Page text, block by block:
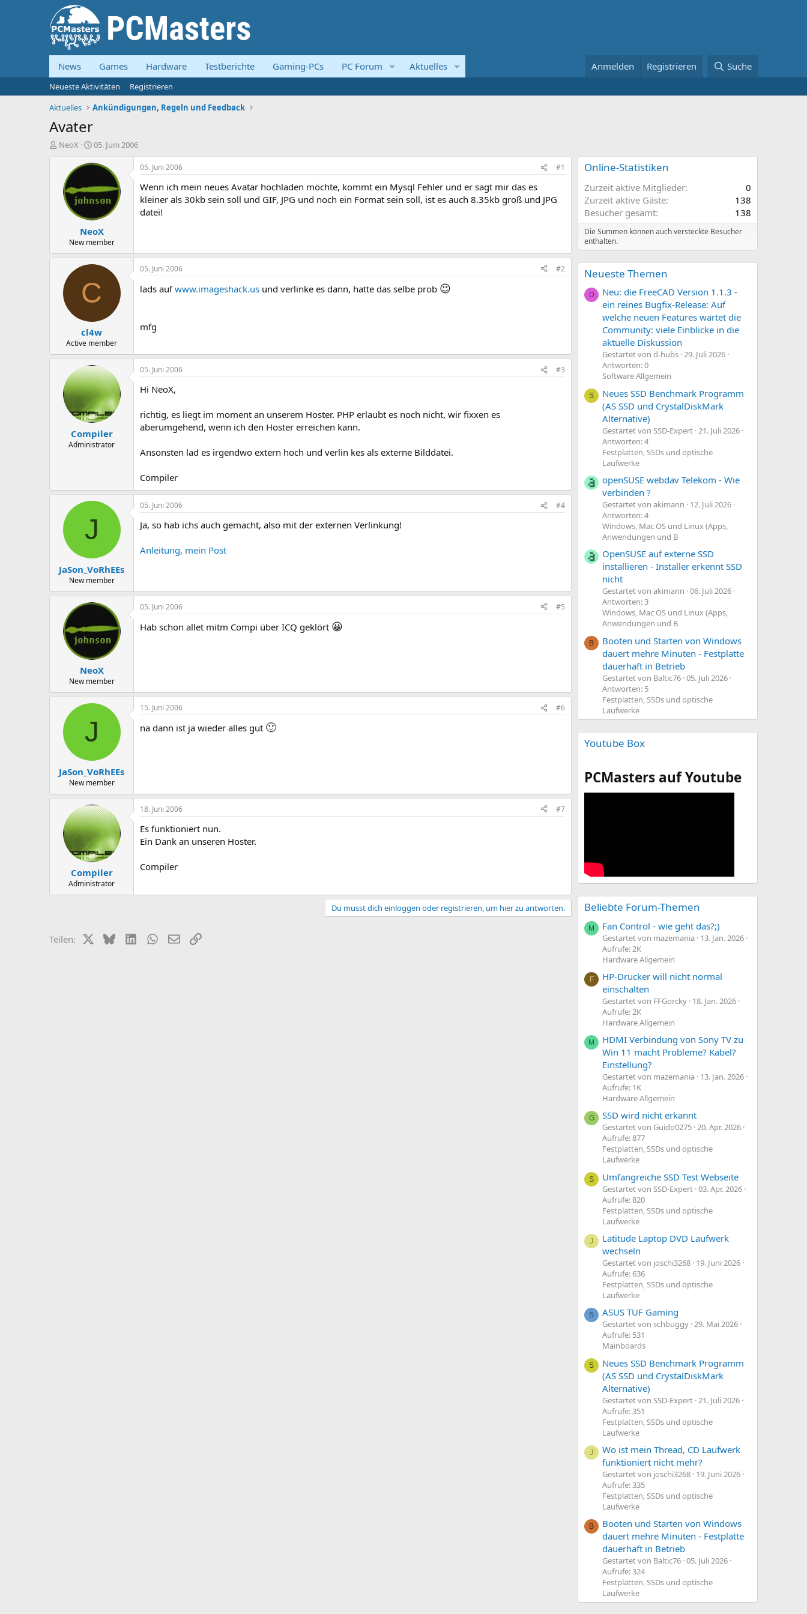
News Games Hardware Testberichte Gaming-PCs PC Forum Aktuelles Anmelden Registrieren Suche
Neueste Aktivitäten
Registrieren
Aktuelles
Ankündigungen, Regeln und Feedback
Avater
E
NeoX
E
s
e
l
t
a
m
05. Juni 2006
NeoX
New member
05. Juni 2006 #1
Wenn ich mein neues Avatar hochladen möchte, kommt ein Mysql Fehler und er sagt mir das es
kleiner als 30kb sein soll und GIF, JPG und noch ein Format sein soll, ist es auch 8.35kb groß und JPG
datei!
C
cl4w
Active member
05. Juni 2006 #2
lads aufwww.imageshack.us und verlinke es dann, hatte das selbe prob 😉
mfg
Compiler
Administrator
05. Juni 2006 #3
Hi NeoX,
richtig, es liegt im moment an unserem Hoster. PHP erlaubt es noch nicht, wir fixxen es
aberumgehend, wenn ich den Hoster erreichen kann.
Ansonsten lad es irgendwo extern hoch und verlin kes als externe Bilddatei.
Compiler
J
JaSon_VoRhEEs
New member
05. Juni 2006 #4
Ja, so hab ichs auch gemacht, also mit der externen Verlinkung!
Anleitung, mein Post
NeoX
New member
05. Juni 2006 #5
Hab schon allet mitm Compi über ICQ geklört 😀
J
JaSon_VoRhEEs
New member
15. Juni 2006 #6
na dann ist ja wieder alles gut 🙂
Compiler
Administrator
18. Juni 2006 #7
Es funktioniert nun.
Ein Dank an unseren Hoster.
Compiler
Du musst dich einloggen oder registrieren, um hier zu antworten.
Teilen: X (Twitter)
BlueskyLinkedInWhatsApp
E-MailLink
Online-Statistiken
Zurzeit aktive Mitglieder
0
Zurzeit aktive Gäste
138
Besucher gesamt
138
Die Summen können auch versteckte Besucher
enthalten.
Neueste Themen
D
Neu: die FreeCAD Version 1.1.3 -
ein reines Bugfix-Release: Auf
welche neuen Features wartet die
Community: viele Einblicke in die
aktuelle Diskussion
Gestartet von d-hubs 29. Juli 2026
Antworten: 0
Software Allgemein
S
Neues SSD Benchmark Programm
(AS SSD und CrystalDiskMark
Alternative)
Gestartet von SSD-Expert 21. Juli 2026
Antworten: 4
Festplatten, SSDs und optische
Laufwerke
openSUSE webdav Telekom - Wie
verbinden ?
Gestartet von akimann
12. Juli 2026
Antworten: 4
Windows, Mac OS und Linux (Apps,
Anwendungen und B
OpenSUSE auf externe SSD
installieren - Installer erkennt SSD
nicht
Gestartet von akimann 06. Juli 2026
Antworten: 3
Windows, Mac OS und Linux (Apps,
Anwendungen und B
B
Booten und Starten von Windows
dauert mehre Minuten - Festplatte
dauerhaft in Betrieb
Gestartet von Baltic76 05. Juli 2026
Antworten: 5
Festplatten, SSDs und optische
Laufwerke
Youtube Box
PCMasters auf Youtube
Beliebte Forum-Themen
M Fan Control - wie geht das?;)
Gestartet von mazemania 13. Jan. 2026
Aufrufe: 2K
Hardware Allgemein
F
HP-Drucker will nicht normal
einschalten
Gestartet von FFGorcky 18. Jan. 2026
Aufrufe: 2K
Hardware Allgemein
M
HDMI Verbindung von Sony TV zu
Win 11 macht Probleme? Kabel?
Einstellung?
Gestartet von mazemania 13. Jan. 2026
Aufrufe: 1K
Hardware Allgemein
G SSD wird nicht erkannt
Gestartet von Guido0275 20. Apr. 2026
Aufrufe: 877
Festplatten, SSDs und optische
Laufwerke
S Umfangreiche SSD Test Webseite
Gestartet von SSD-Expert 03. Apr. 2026
Aufrufe: 820
Festplatten, SSDs und optische
Laufwerke
J
Latitude Laptop DVD Laufwerk
wechseln
Gestartet von joschi3268 19. Juni 2026
Aufrufe: 636
Festplatten, SSDs und optische
Laufwerke
S ASUS TUF Gaming
Gestartet von schbuggy 29. Mai 2026
Aufrufe: 531
Mainboards
S
Neues SSD Benchmark Programm
(AS SSD und CrystalDiskMark
Alternative)
Gestartet von SSD-Expert 21. Juli 2026
Aufrufe: 351
Festplatten, SSDs und optische
Laufwerke
J
Wo ist mein Thread, CD Laufwerk
funktioniert nicht mehr?
Gestartet von joschi3268 19. Juni 2026
Aufrufe: 335
Festplatten, SSDs und optische
Laufwerke
B
Booten und Starten von Windows
dauert mehre Minuten - Festplatte
dauerhaft in Betrieb
Gestartet von Baltic76 05. Juli 2026
Aufrufe: 324
Festplatten, SSDs und optische
Laufwerke